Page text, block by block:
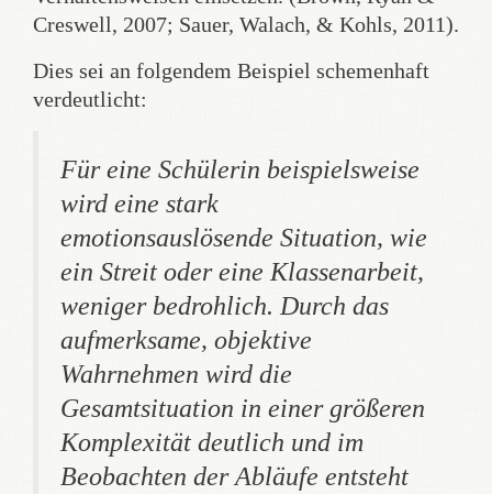
Creswell, 2007; Sauer, Walach, & Kohls, 2011).
Dies sei an folgendem Beispiel schemenhaft
verdeutlicht:
Für eine Schülerin beispielsweise
wird eine stark
emotionsauslösende Situation, wie
ein Streit oder eine Klassenarbeit,
weniger bedrohlich. Durch das
aufmerksame, objektive
Wahrnehmen wird die
Gesamtsituation in einer größeren
Komplexität deutlich und im
Beobachten der Abläufe entsteht